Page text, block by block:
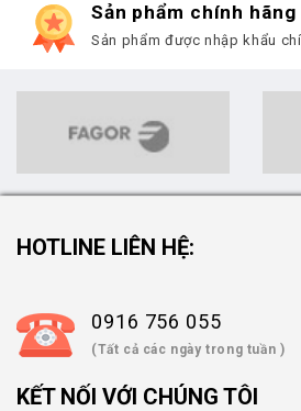
Sản phẩm chính hãng
Sản phẩm được nhập khẩu
HOTLINE LIÊN HỆ:
0916 756 055
(Tất cả các ngày trong tuần )
KẾT NỐI VỚI CHÚNG TÔI